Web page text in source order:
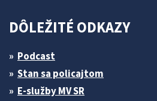
DÔLEŽITÉ ODKAZY
Podcast
Stan sa policajtom
E-služby MV SR